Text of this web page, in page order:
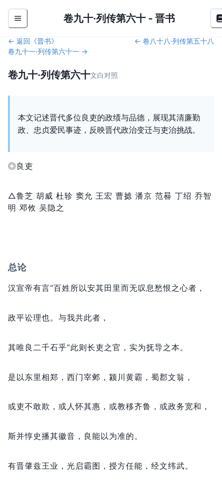
卷九十·列传第六十- 晋书
← 返回《晋书》 ← 卷八十八·列传第五十八
卷九十一·列传第六十一 →
卷九十·列传第六十文白对照
本文记述晋代多位良吏的政绩与品德，展现其清廉勤
政、忠贞爱民事迹，反映晋代政治变迁与吏治挑战。
◎良吏
△鲁芝 胡威 杜轸 窦允 王宏 曹摅 潘京 范晷 丁绍 乔智
明 邓攸 吴隐之
总论
汉宣帝有言“百姓所以安其田里而无叹息愁恨之心者，
政平讼理也。 与我共此者，
其唯良二千石乎”此则长吏之官， 实为抚导之本。
是以东里相郑， 西门宰邺， 颍川黄霸， 蜀郡文翁，
或吏不敢欺， 或人怀其惠， 或教移齐鲁， 或政务宽和，
斯并惇史播其徽音， 良能以为准的。
有晋肇兹王业， 光启霸图， 授方任能， 经文纬武。